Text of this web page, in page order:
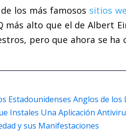
los más famosos sitios
más alto que el de Albert
pero que ahora se
Estadounidenses Anglos de los
Instales Una Aplicación
y sus Manifestaciones